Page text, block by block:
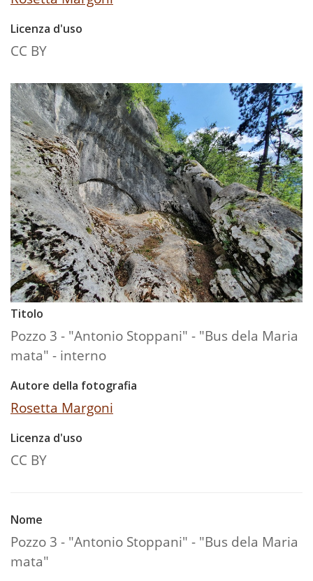
Licenza d'uso
CC BY
Titolo
Pozzo 3 - "Antonio Stoppani" - "Bus dela Maria
mata" - interno
Autore della fotografia
Rosetta Margoni
Licenza d'uso
CC BY
Nome
Pozzo 3 - "Antonio Stoppani" - "Bus dela Maria
mata"